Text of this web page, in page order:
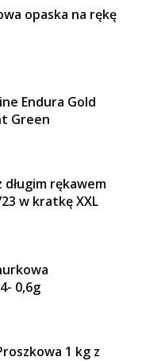
opaska na rękę
Endura Gold
Green
długim rękawem
w kratkę XXL
0,6g
1 kg z